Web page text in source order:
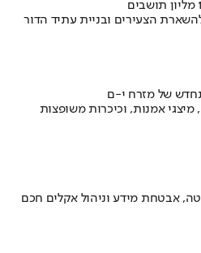
הצעירים ובניית עתיד הדור
של מזרח י-ם
אמנות, וכיכרות משופצות
אבטחת מידע וניהול אקלים חכם